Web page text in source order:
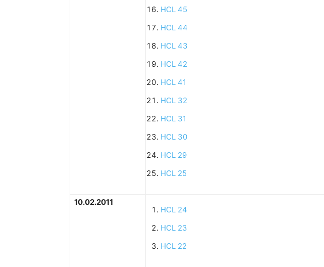
HCL 45
HCL 44
HCL 43
HCL 42
HCL 41
HCL 32
HCL 31
HCL 30
HCL 29
HCL 25
10.02.2011
HCL 24
HCL 23
HCL 22